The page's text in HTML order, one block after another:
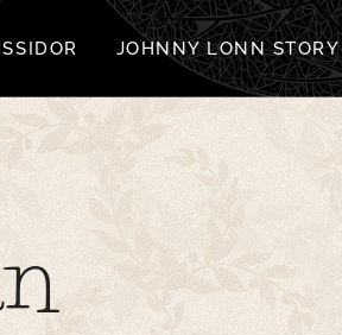
JOHNNY LONN STORY